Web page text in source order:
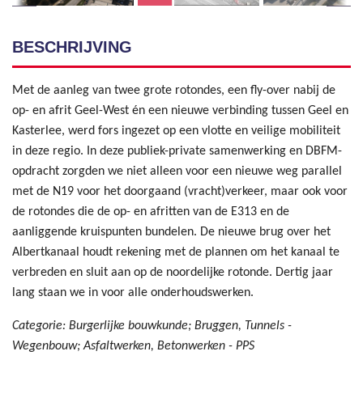
BESCHRIJVING
Met de aanleg van twee grote rotondes, een fly-over nabij de
op- en afrit Geel-West én een nieuwe verbinding tussen Geel en
Kasterlee, werd fors ingezet op een vlotte en veilige mobiliteit
in deze regio. In deze publiek-private samenwerking en DBFM-
opdracht zorgden we niet alleen voor een nieuwe weg parallel
met de N19 voor het doorgaand (vracht)verkeer, maar ook voor
de rotondes die de op- en afritten van de E313 en de
aanliggende kruispunten bundelen. De nieuwe brug over het
Albertkanaal houdt rekening met de plannen om het kanaal te
verbreden en sluit aan op de noordelijke rotonde. Dertig jaar
lang staan we in voor alle onderhoudswerken.
Categorie: Burgerlijke bouwkunde; Bruggen, Tunnels -
Wegenbouw; Asfaltwerken, Betonwerken - PPS